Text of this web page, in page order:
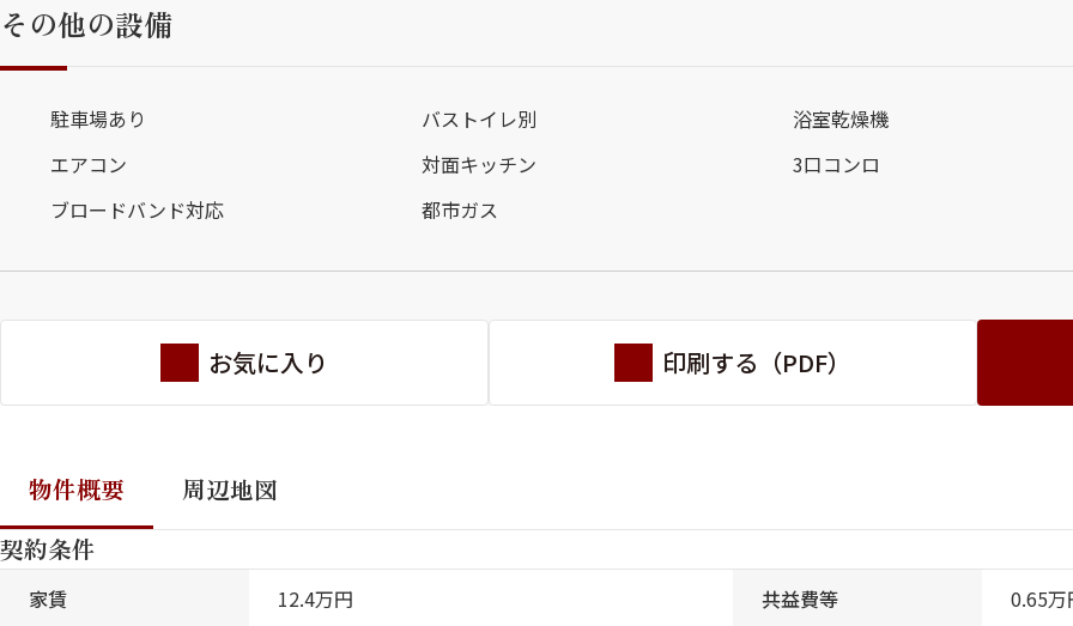
その他の設備
駐車場あり バストイレ別
浴室乾燥機
エアコン
対面キッチン
3口コンロ
ブロードバンド対応
都市ガス
お気に入り 印刷する（PDF）
物件概要
周辺地図
契約条件
家賃 12.4万円 共益費等 0.65万